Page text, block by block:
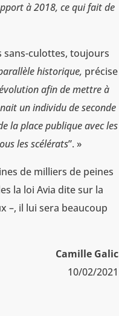
à 2018, ce qui fait de
sans-culottes, toujours
historique, précise
afin de mettre à
un individu de seconde
la place publique avec les
les scélérats”. »
de milliers de peines
la loi Avia dite sur la
–, il lui sera beaucoup
Camille Galic
10/02/2021